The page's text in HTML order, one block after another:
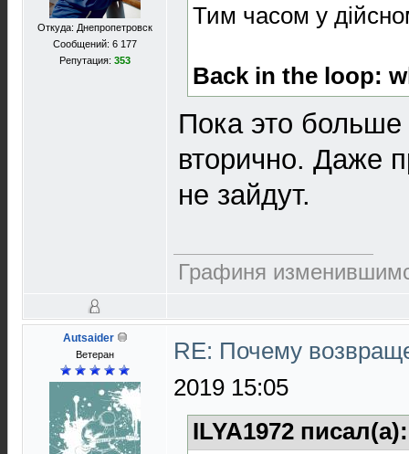
Откуда: Днепропетровск
Сообщений: 6 177
Репутация: 353
Тим часом у
Back in the loop:
Пока это больше
вторично. Даже
не зайдут.
Графиня
Autsaider
Ветеран
RE: Почему
2019 15:05
ILYA1972